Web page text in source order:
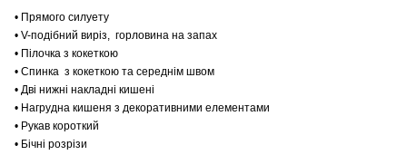
• Прямого силуету
• V-подібний виріз, горловина на запах
• Пілочка з кокеткою
• Спинка з кокеткою та середнім швом
• Дві нижні накладні кишені
• Нагрудна кишеня з декоративними елементами
• Рукав короткий
• Бічні розрізи